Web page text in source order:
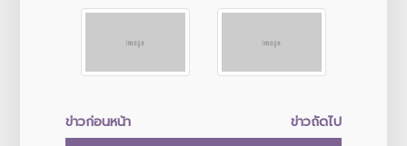
ข่าวก่อนหน้า
ข่าวถัดไป